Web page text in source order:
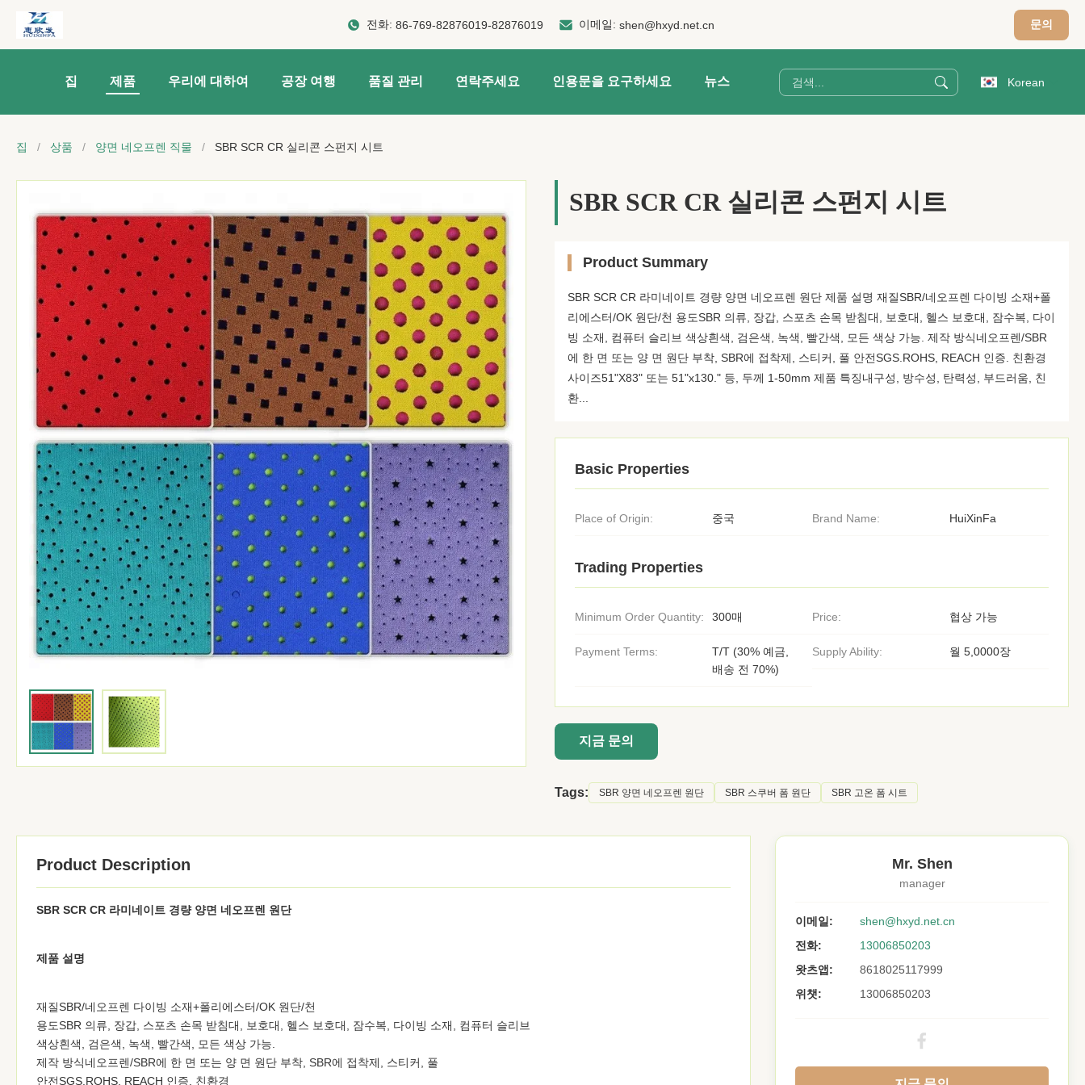
전화: 86-769-82876019-82876019 이메일: shen@hxyd.net.cn 문의
집 제품 우리에 대하여 공장 여행 품질 관리 연락주세요 인용문을 요구하세요 뉴스 Korean
집 / 상품 / 양면 네오프렌 직물 / SBR SCR CR 실리콘 스펀지 시트
SBR SCR CR 실리콘 스펀지 시트
Product Summary
SBR SCR CR 라미네이트 경량 양면 네오프렌 원단 제품 설명 재질SBR/네오프렌 다이빙 소재+폴
리에스터/OK 원단/천 용도SBR 의류, 장갑, 스포츠 손목 받침대, 보호대, 헬스 보호대, 잠수복, 다이
빙 소재, 컴퓨터 슬리브 색상흰색, 검은색, 녹색, 빨간색, 모든 색상 가능. 제작 방식네오프렌/SBR
에 한 면 또는 양 면 원단 부착, SBR에 접착제, 스티커, 풀 안전SGS.ROHS, REACH 인증. 친환경
사이즈51"X83" 또는 51"x130." 등, 두께 1-50mm 제품 특징내구성, 방수성, 탄력성, 부드러움, 친
환...
Basic Properties
Place of Origin: 중국 Brand Name: HuiXinFa
Trading Properties
Minimum Order Quantity: 300매 Price: 협상 가능
Payment Terms:
T/T (30% 예금,
배송 전 70%)
Supply Ability: 월 5,0000장
지금 문의
Tags: SBR 양면 네오프렌 원단 SBR 스쿠버 폼 원단 SBR 고온 폼 시트
Product Description
SBR SCR CR 라미네이트 경량 양면 네오프렌 원단
제품 설명
재질SBR/네오프렌 다이빙 소재+폴리에스터/OK 원단/천
용도SBR 의류, 장갑, 스포츠 손목 받침대, 보호대, 헬스 보호대, 잠수복, 다이빙 소재, 컴퓨터 슬리브
색상흰색, 검은색, 녹색, 빨간색, 모든 색상 가능.
제작 방식네오프렌/SBR에 한 면 또는 양 면 원단 부착, SBR에 접착제, 스티커, 풀
안전SGS.ROHS, REACH 인증. 친환경
Mr. Shen
manager
이메일:
shen@hxyd.net.cn
전화:
13006850203
왓츠앱:
8618025117999
위챗:
13006850203